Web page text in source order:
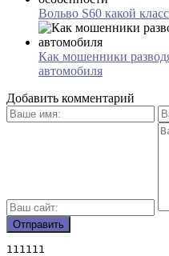
Вольво S60 какой
Как мошенники
автомобиля
Добавить комментарий
111111